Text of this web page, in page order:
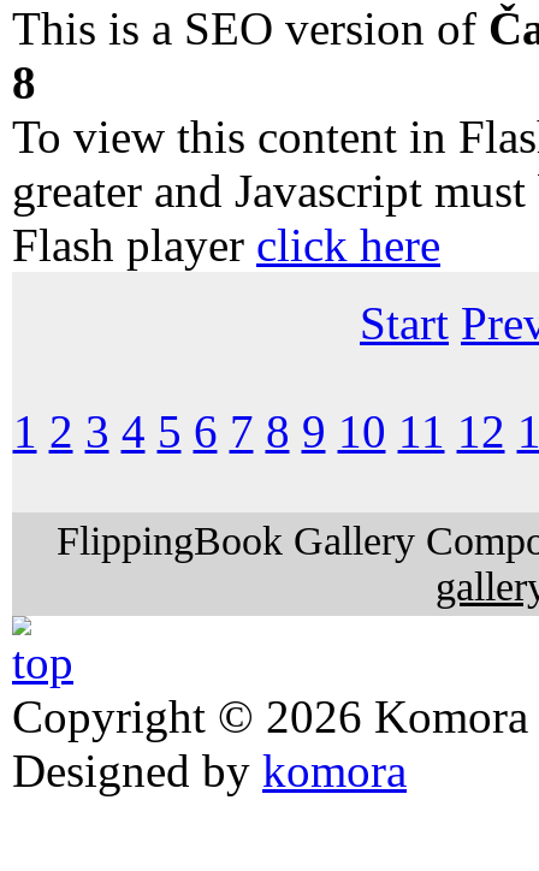
This is a SEO version of
8
To view this content in
greater and Javascript
Flash player click here
Start
1 2 3 4 5 6 7 8 9 10 11 12
FlippingBook Gallery
Copyright © 2026 Komora
Designed by komora